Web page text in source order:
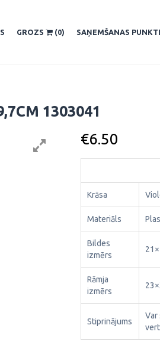
GROZS (0) SAŅEMŠANAS PUNKTI
1303041
€6.50
Krāsa
Materiāls
Bildes
izmērs
Rāmja
izmērs
Stiprinājums
Var